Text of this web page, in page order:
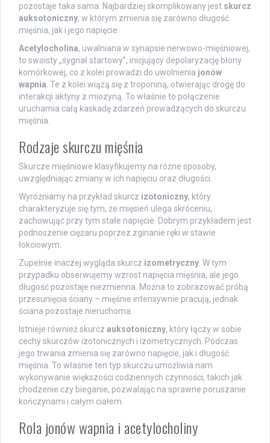
pozostaje taka sama. Najbardziej skomplikowany jest skurcz
auksotoniczny, w którym zmienia się zarówno długość
mięśnia, jak i jego napięcie.
Acetylocholina, uwalniana w synapsie nerwowo-mięśniowej,
to swoisty „sygnał startowy”, inicjujący depolaryzację błony
komórkowej, co z kolei prowadzi do uwolnienia jonów
wapnia. Te z kolei wiążą się z troponiną, otwierając drogę do
interakcji aktyny z miozyną. To właśnie to połączenie
uruchamia całą kaskadę zdarzeń prowadzących do skurczu
mięśnia.
Rodzaje skurczu mięśnia
Skurcze mięśniowe klasyfikujemy na różne sposoby,
uwzględniając zmiany w ich napięciu oraz długości.
Wyróżniamy na przykład skurcz izotoniczny, który
charakteryzuje się tym, że mięsień ulega skróceniu,
zachowując przy tym stałe napięcie. Dobrym przykładem jest
podnoszenie ciężaru poprzez zginanie ręki w stawie
łokciowym.
Zupełnie inaczej wygląda skurcz izometryczny. W tym
przypadku obserwujemy wzrost napięcia mięśnia, ale jego
długość pozostaje niezmienna. Można to zobrazować próbą
przesunięcia ściany – mięśnie intensywnie pracują, jednak
ściana pozostaje nieruchoma.
Istnieje również skurcz auksotoniczny, który łączy w sobie
cechy skurczów izotonicznych i izometrycznych. Podczas
jego trwania zmienia się zarówno napięcie, jak i długość
mięśnia. To właśnie ten typ skurczu umożliwia nam
wykonywanie większości codziennych czynności, takich jak
chodzenie czy bieganie, pozwalając na sprawne poruszanie
kończynami i całym ciałem.
Rola jonów wapnia i acetylocholiny